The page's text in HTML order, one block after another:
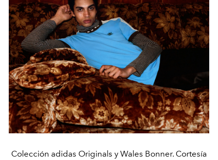
Colección adidas Originals y Wales Bonner. Cortesía